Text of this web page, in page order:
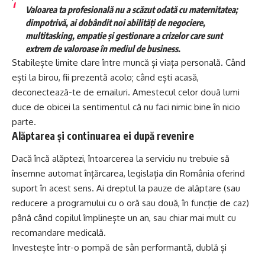
Valoarea ta profesională nu a scăzut odată cu maternitatea;
dimpotrivă, ai dobândit noi abilități de negociere,
multitasking, empatie și gestionare a crizelor care sunt
extrem de valoroase în mediul de business.
Stabilește limite clare între muncă și viața personală. Când
ești la birou, fii prezentă acolo; când ești acasă,
deconectează-te de emailuri. Amestecul celor două lumi
duce de obicei la sentimentul că nu faci nimic bine în nicio
parte.
Alăptarea și continuarea ei după revenire
Dacă încă alăptezi, întoarcerea la serviciu nu trebuie să
însemne automat înțărcarea, legislația din România oferind
suport în acest sens. Ai dreptul la pauze de alăptare (sau
reducere a programului cu o oră sau două, în funcție de caz)
până când copilul împlinește un an, sau chiar mai mult cu
recomandare medicală.
Investește într-o pompă de sân performantă, dublă și